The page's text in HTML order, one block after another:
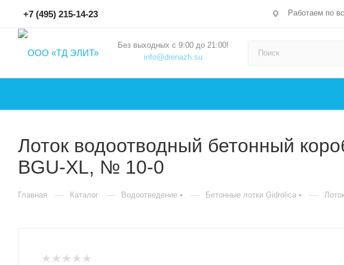
+7 (495) 215-14-23 Работаем по
Без выходных с 9:00 до 21:00!
info@drenazh.su
Лоток водоотводный бетонный
BGU-XL, № 10-0
Главная — Каталог — Водоотведение — Бетонные лотки Gidrolica —